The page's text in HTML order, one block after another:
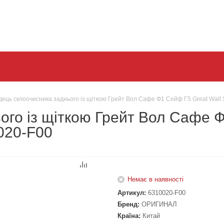
склоочисника заднього із щіткою Грейт Вол Сафе Ф1 Сейф Г5 Great
із щіткою Грейт Вол
F00
Немає в наявності
Артикул: 6310020-F00
Бренд: ОРИГИНАЛ
Країна: Китай